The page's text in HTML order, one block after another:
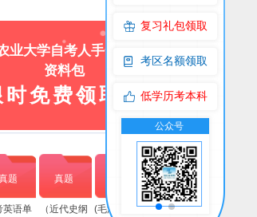
业大学自考人手一份上岸
资料包
时免费领取！
题
英语单
真题
（近代史纲
(毛泽东思想
复习礼包领取
考区名额领取
低学历考本科
公众号